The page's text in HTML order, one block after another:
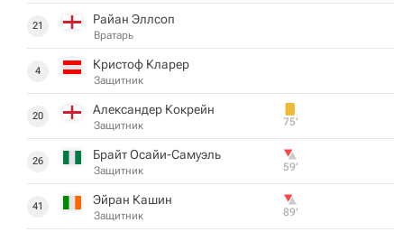
21 Райан Эллсоп
Вратарь
4 Кристоф Кларер
Защитник
20 Александер Кокрейн
Защитник 75‎’‎
26 Брайт Осайи-Самуэль
Защитник 59‎’‎
41 Эйран Кашин
Защитник 89‎’‎